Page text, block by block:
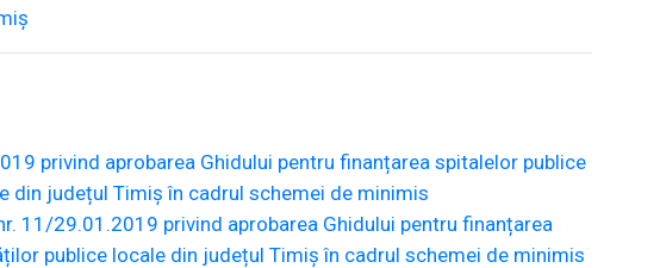
privind aprobarea Ghidului pentru finanțarea spitalelor publice
din județul Timiș în cadrul schemei de minimis
11/29.01.2019 privind aprobarea Ghidului pentru finanțarea
publice locale din județul Timiș în cadrul schemei de minimis